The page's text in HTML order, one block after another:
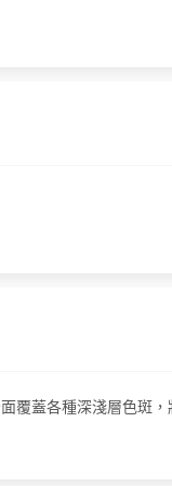
蓋各種深淺層色斑，